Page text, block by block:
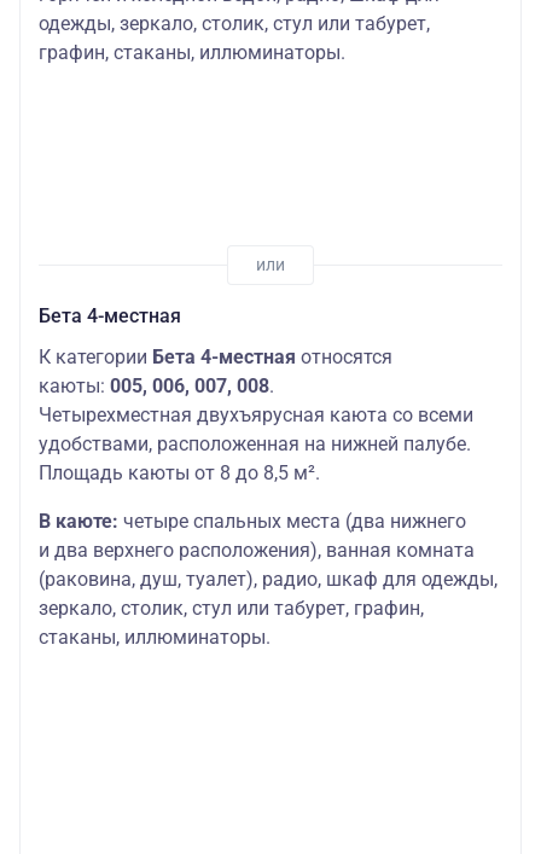
одежды, зеркало, столик, стул или табурет,
графин, стаканы, иллюминаторы.
Бета 4-местная
К категории Бета 4-местная относятся
каюты: 005, 006, 007, 008.
Четырехместная двухъярусная каюта со всеми
удобствами, расположенная на нижней палубе.
Площадь каюты от 8 до 8,5 м².
В каюте: четыре спальных места (два нижнего
и два верхнего расположения), ванная комната
(раковина, душ, туалет), радио, шкаф для одежды,
зеркало, столик, стул или табурет, графин,
стаканы, иллюминаторы.